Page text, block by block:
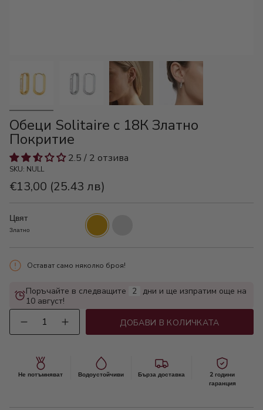
Обеци Solitaire с 18К Златно
Покритие
2.5 / 2 отзива
SKU: NULL
€13,00 (25.43 лв)
Цвят
Златно
Златно
Остават само няколко броя!
Поръчайте в следващите 2 дни и ще изпратим още на
10 август!
ДОБАВИ В КОЛИЧКАТА
Не потъмняват Водоустойчиви Бърза доставка
2 години
гаранция